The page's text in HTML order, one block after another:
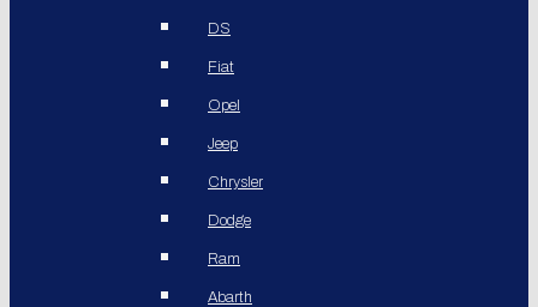
DS
Fiat
Opel
Jeep
Chrysler
Dodge
Ram
Abarth